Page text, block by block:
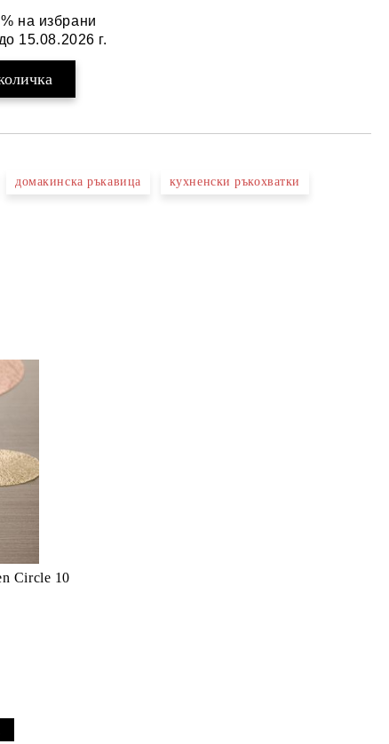
на избрани
15.08.2026 г.
домакинска ръкавица кухненски ръкохватки
Circle 10